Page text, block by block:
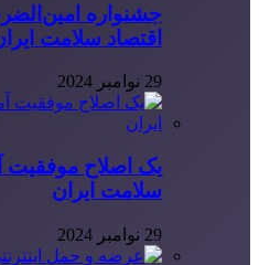
اقتصاد سلامت
29 نوامبر 2024
یک اصلاح موفقیت
سلامت ایران
29 نوامبر 2024